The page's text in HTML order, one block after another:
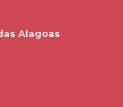
Alagoas